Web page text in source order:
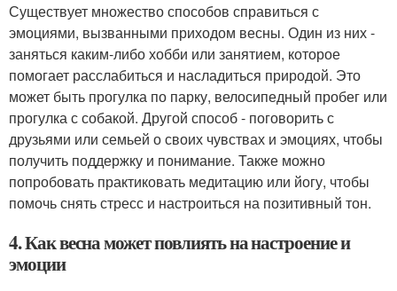
Существует множество способов справиться с
эмоциями, вызванными приходом весны. Один из них -
заняться каким-либо хобби или занятием, которое
помогает расслабиться и насладиться природой. Это
может быть прогулка по парку, велосипедный пробег или
прогулка с собакой. Другой способ - поговорить с
друзьями или семьей о своих чувствах и эмоциях, чтобы
получить поддержку и понимание. Также можно
попробовать практиковать медитацию или йогу, чтобы
помочь снять стресс и настроиться на позитивный тон.
4. Как весна может повлиять на настроение и
эмоции